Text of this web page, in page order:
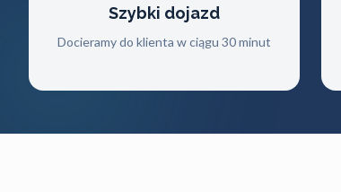
Szybki dojazd
Docieramy do klienta w ciągu 30 minut